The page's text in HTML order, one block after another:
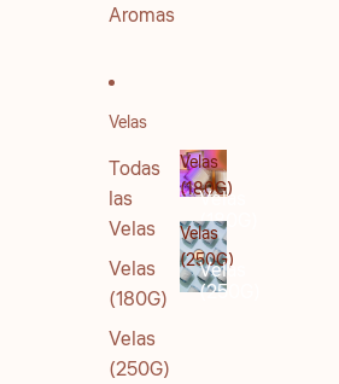
Aromas
Velas
Todas
las
Velas
Velas
(180G)
Velas
(250G)
Velas
(180G)
Velas
(180G)
Velas
(250G)
Velas
(250G)